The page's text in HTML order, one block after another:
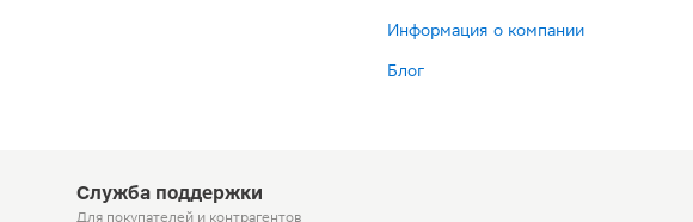
Информация о компании
Блог
Служба поддержки
Для покупателей и контрагентов